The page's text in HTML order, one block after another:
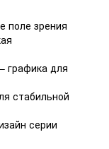
поле зрения
графика для
стабильной
серии